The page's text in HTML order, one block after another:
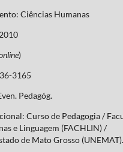
Ciências Humanas
)
3165
Pedagóg.
Curso de Pedagogia /
e Linguagem (FACHLIN) /
de Mato Grosso (UNEMAT).